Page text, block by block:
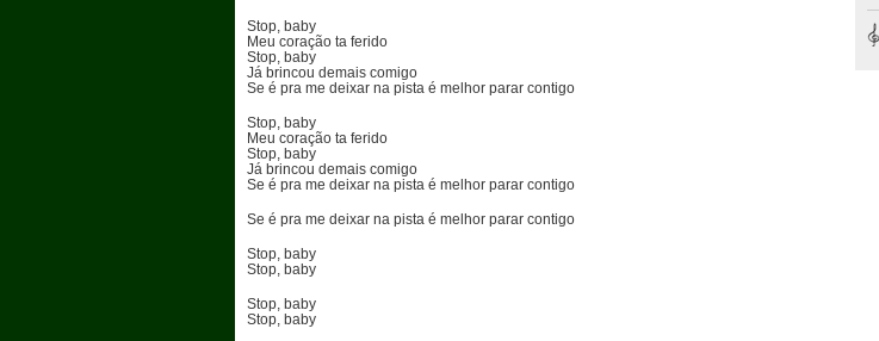
Stop, baby
Meu coração ta ferido
Stop, baby
Já brincou demais comigo
Se é pra me deixar na pista é melhor parar contigo
Stop, baby
Meu coração ta ferido
Stop, baby
Já brincou demais comigo
Se é pra me deixar na pista é melhor parar contigo
Se é pra me deixar na pista é melhor parar contigo
Stop, baby
Stop, baby
Stop, baby
Stop, baby